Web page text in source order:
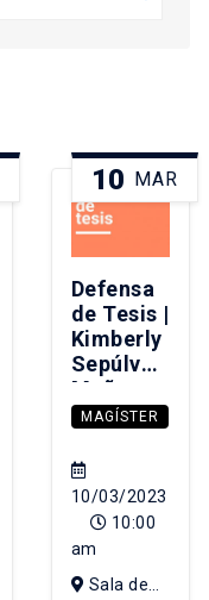
10 MAR
Defensa
de Tesis |
Kimberly
Sepúlveda
Muñoz
MAGÍSTER
10/03/2023
10:00
am
Sala de